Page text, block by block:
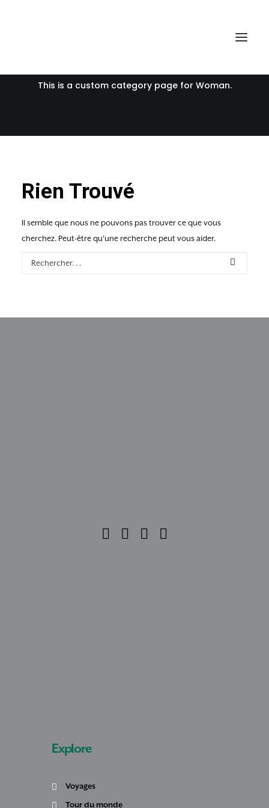
This is a custom category page for Woman.
Rien Trouvé
Il semble que nous ne pouvons pas trouver ce que vous
cherchez. Peut-être qu'une recherche peut vous aider.
Explore
Voyages
Tour du monde